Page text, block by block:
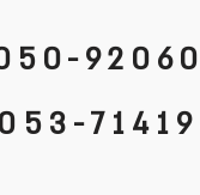
053-